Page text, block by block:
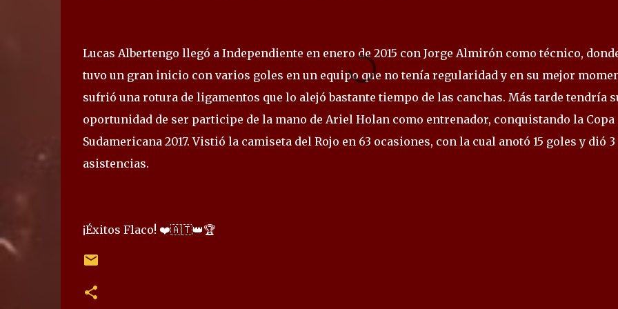
Lucas Albertengo llegó a Independiente en enero de 2015 con Jorge Almirón como técnico,
tuvo un gran inicio con varios goles en un equipo que no tenía regularidad y en su mejor
sufrió una rotura de ligamentos que lo alejó bastante tiempo de las canchas. Más tarde tendría
oportunidad de ser participe de la mano de Ariel Holan como entrenador, conquistando la Copa
Sudamericana 2017. Vistió la camiseta del Rojo en 63 ocasiones, con la cual anotó 15 goles y dió 3
asistencias.
¡Éxitos Flaco! ❤️🇦🇹👑🏆